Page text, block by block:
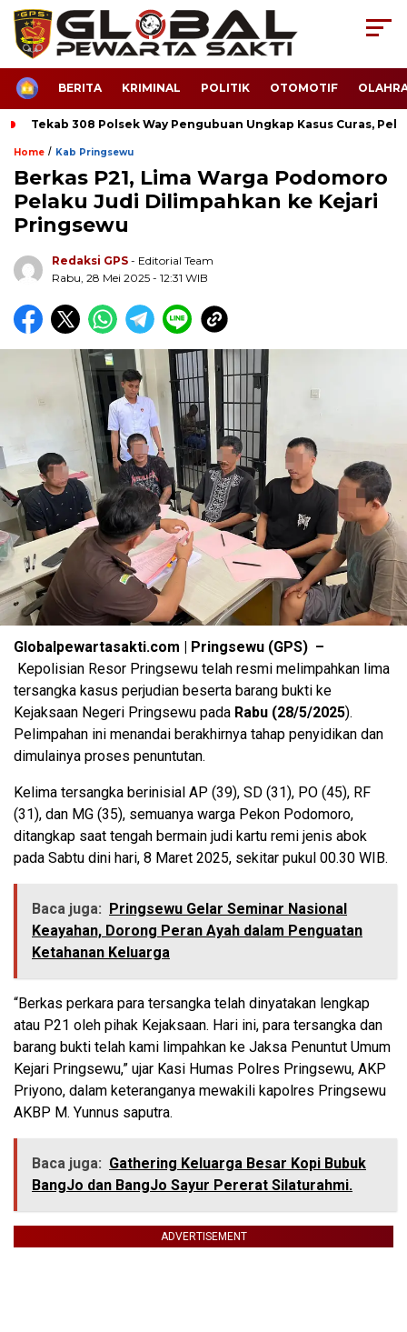
HOMEBERITA KRIMINAL POLITIK OTOMOTIF
Tekab 308 Polsek Way Pengubuan Ungkap Kasus Curas,
Home / Kab Pringsewu
Berkas P21, Lima Warga Podomoro
Pelaku Judi Dilimpahkan ke Kejari
Pringsewu
Redaksi GPS - Editorial Team
Rabu, 28 Mei 2025 - 12:31 WIB
Globalpewartasakti.com | Pringsewu (GPS) –
Kepolisian Resor Pringsewu telah resmi melimpahkan lima
tersangka kasus perjudian beserta barang bukti ke
Kejaksaan Negeri Pringsewu pada Rabu (28/5/2025).
Pelimpahan ini menandai berakhirnya tahap penyidikan dan
dimulainya proses penuntutan.
Kelima tersangka berinisial AP (39), SD (31), PO (45), RF
(31), dan MG (35), semuanya warga Pekon Podomoro,
ditangkap saat tengah bermain judi kartu remi jenis abok
pada Sabtu dini hari, 8 Maret 2025, sekitar pukul 00.30 WIB.
Baca juga:
Pringsewu Gelar Seminar Nasional
Keayahan, Dorong Peran Ayah dalam Penguatan
Ketahanan Keluarga
“Berkas perkara para tersangka telah dinyatakan lengkap
atau P21 oleh pihak Kejaksaan. Hari ini, para tersangka dan
barang bukti telah kami limpahkan ke Jaksa Penuntut Umum
Kejari Pringsewu,” ujar Kasi Humas Polres Pringsewu, AKP
Priyono, dalam keteranganya mewakili kapolres Pringsewu
AKBP M. Yunnus saputra.
Baca juga: Gathering Keluarga Besar Kopi Bubuk
BangJo dan BangJo Sayur Pererat Silaturahmi.
ADVERTISEMENT